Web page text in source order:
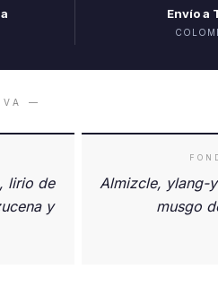
Envío a
—
lirio de
y
Almizcle, ylang-
musgo